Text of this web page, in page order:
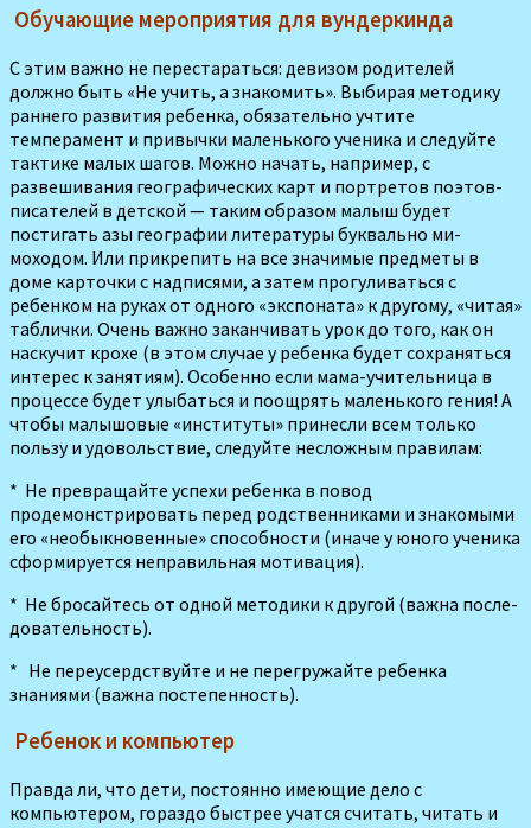
Обучающие мероприятия для вундеркинда
С этим важно не перестарать­ся: девизом родителей
должно быть «Не учить, а знакомить». Выбирая методику
раннего развития ребенка, обязательно учтите
темперамент и привычки ма­ленького ученика и следуйте
тактике малых шагов. Можно начать, например, с
развешива­ния географических карт и пор­третов поэтов-
писателей в дет­ской — таким образом малыш будет
постигать азы географии литературы буквально ми­
моходом. Или прикрепить на все значимые предметы в
доме карточки с надписями, а затем прогуливаться с
ребенком на руках от одного «экспоната» к другому, «читая»
таблич­ки. Очень важно заканчивать урок до того, как он
наскучит крохе (в этом случае у ребен­ка будет сохраняться
интерес к занятиям). Особенно если мама-учительница в
процессе будет улыбаться и поощрять маленького гения! А
чтобы малышовые «инсти­туты» принесли всем только
пользу и удовольствие, следуй­те несложным правилам:
* Не превращайте успехи ребенка в повод
продемонстриро­вать перед родственниками и знакомыми
его «необыкно­венные» способности (иначе у юного ученика
сформируется неправильная мотивация).
* Не бросайтесь от одной ме­тодики к другой (важна после­
довательность).
* Не переусердствуйте и не пе­регружайте ребенка
знаниями (важна постепенность).
Ребенок и компьютер
Правда ли, что дети, постоянно имеющие де­ло с
компьютером, гораз­до быстрее учатся счи­тать, читать и